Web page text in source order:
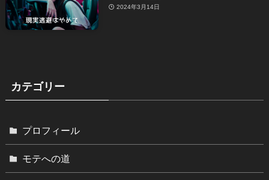
2024年3月14日
カテゴリー
プロフィール
モテへの道